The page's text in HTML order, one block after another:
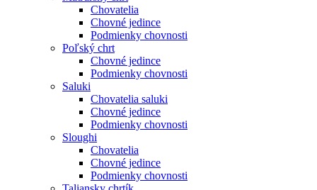
Chovatelia
Chovné jedince
Podmienky chovnosti
Poľský chrt
Chovné jedince
Podmienky chovnosti
Saluki
Chovatelia saluki
Chovné jedince
Podmienky chovnosti
Sloughi
Chovatelia
Chovné jedince
Podmienky chovnosti